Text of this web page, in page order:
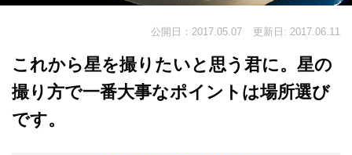
公開日：2017.05.07 更新日: 2017.06.11
これから星を撮りたいと思う君に。星の
撮り方で一番大事なポイントは場所選び
です。